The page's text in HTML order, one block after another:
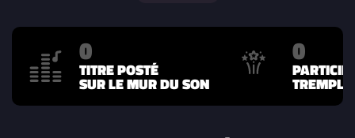
0
TITRE POSTÉ
SUR LE MUR DU SON
0